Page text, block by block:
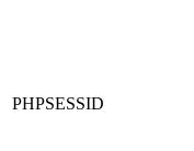
PHPSESSID